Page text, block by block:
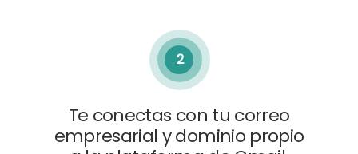
2
Te conectas con tu correo
empresarial y dominio propio